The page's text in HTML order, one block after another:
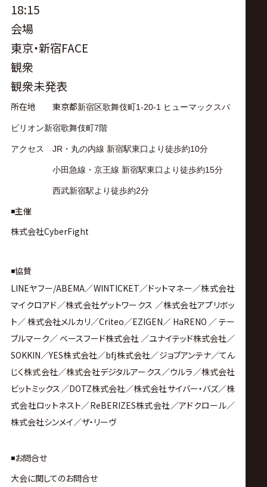
18:15
会場
東京・新宿FACE
観衆
観衆未発表
所在地 東京都新宿区歌舞伎町1-20-1 ヒューマックスパ
ビリオン新宿歌舞伎町7階
アクセス JR・丸の内線 新宿駅東口より徒歩約10分
小田急線・京王線 新宿駅東口より徒歩約15分
西武新宿駅より徒歩約2分
◾️主催
株式会社CyberFight
◾️協賛
LINEヤフー/ABEMA／WINTICKET／ドットマネー／株式会社
マイクロアド／株式会社ゲットワークス ／株式会社アプリボッ
ト／ 株式会社メルカリ／Criteo／EZIGEN／HaRENO ／ テー
ブルマーク／ ベースフード株式会社 ／ユナイテッド株式会社／
SOKKIN／YES株式会社／bfj株式会社／ジョブアンテナ／てん
じく株式会社／株式会社デジタルアークス／ウルラ／株式会社
ビットミックス／DOTZ株式会社／株式会社サイバー・バズ／株
式会社ロットネスト／ReBERIZES株式会社／アドクロール／
株式会社シンメイ／ザ・リーヴ
◾️お問合せ
大会に関してのお問合せ